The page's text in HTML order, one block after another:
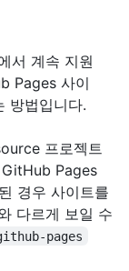
서 계속 지원
Pages 사이
방법입니다.
프로젝트
Pages
경우 사이트를
다르게 보일 수
pages